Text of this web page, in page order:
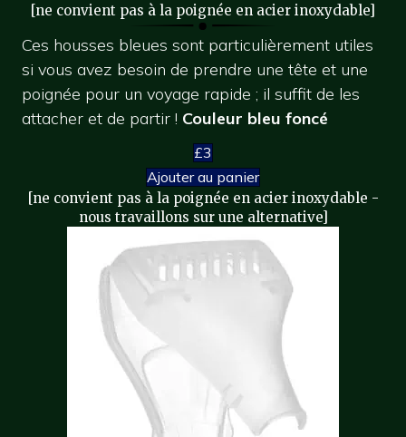
[ne convient pas à la poignée en acier inoxydable]
Ces housses bleues sont particulièrement utiles
si vous avez besoin de prendre une tête et une
poignée pour un voyage rapide ; il suffit de les
attacher et de partir ! Couleur bleu foncé
£3
Ajouter au panier
[ne convient pas à la poignée en acier inoxydable -
nous travaillons sur une alternative]